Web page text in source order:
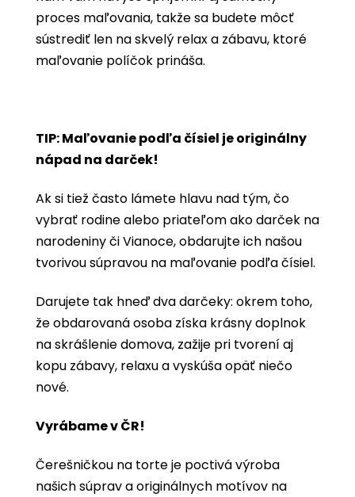
proces maľovania, takže sa budete môcť
sústrediť len na skvelý relax a zábavu, ktoré
maľovanie políčok prináša.
TIP: Maľovanie podľa čísiel je originálny
nápad na darček!
Ak si tiež často lámete hlavu nad tým, čo
vybrať rodine alebo priateľom ako darček na
narodeniny či Vianoce, obdarujte ich našou
tvorivou súpravou na maľovanie podľa čísiel.
Darujete tak hneď dva darčeky: okrem toho,
že obdarovaná osoba získa krásny doplnok
na skrášlenie domova, zažije pri tvorení aj
kopu zábavy, relaxu a vyskúša opäť niečo
nové.
Vyrábame v ČR!
Čerešničkou na torte je poctivá výroba
našich súprav a originálnych motívov na